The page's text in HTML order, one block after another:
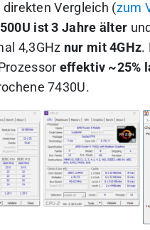
direkten Vergleich (zum
ist 3 Jahre älter
4,3GHz nur mit 4GHz.
effektiv ~25%
7430U.